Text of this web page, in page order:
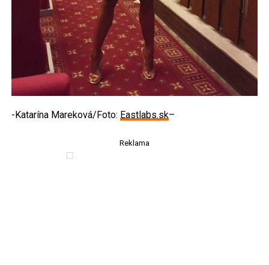
-Katarína Mareková/Foto: Eastlabs.sk–
Reklama